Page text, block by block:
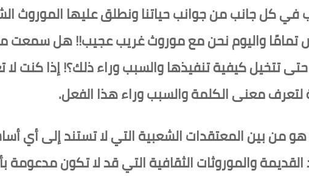
في كل جانب من جوانب حياتنا ونطلق عليها
تمامًا واليوم نحن مع موروث غريب عجيب!! هل
حتى تتخيل كيفية تنفيذها والسبب وراء ذلك؟! إذا كنت
لتعرف معنى الكلمة والسبب وراء هذا الفعل.
هو من بين المعتقدات الشعبية التي لا تستند إلى
والموروثات الثقافية التي قد لا تكون مدعومة